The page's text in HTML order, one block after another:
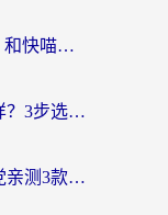
海外党实测：斧牛VPN好用吗？和快喵VPN对比哪个回国效果更好？附3款热门加速器深度分析
海外党必看：ExpressVPN怎么样？3步选对回国加速器，无缝刷国内剧玩手游
迅游和云界RIFT哪个好？海外党亲测3款回国加速器，教你无缝刷国内剧玩游戏